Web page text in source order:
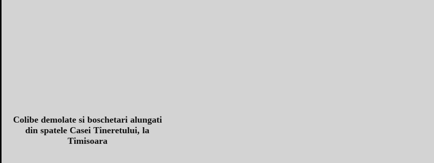
Colibe demolate si boschetari alungati
din spatele Casei Tineretului, la
Timisoara